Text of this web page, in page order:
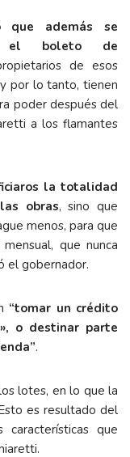
que además se
el boleto de
de esos
por lo tanto, tienen
poder después del
a los flamantes
la totalidad
obras, sino que
menos, para que
que nunca
el gobernador.
“tomar un crédito
o destinar parte
.
lotes, en lo que la
es resultado del
que